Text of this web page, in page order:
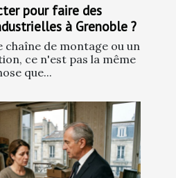
pour faire des
à Grenoble ?
de montage ou un
ce n'est pas la même
que...